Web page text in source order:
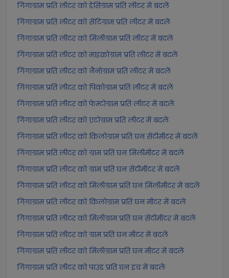
गिगाग्राम प्रति लीटर को डेसिग्राम प्रति लीटर में बदलें
गिगाग्राम प्रति लीटर को सेंटिग्राम प्रति लीटर में बदलें
गिगाग्राम प्रति लीटर को मिलीग्राम प्रति लीटर में बदलें
गिगाग्राम प्रति लीटर को माइक्रोग्राम प्रति लीटर में बदलें
गिगाग्राम प्रति लीटर को नैनोग्राम प्रति लीटर में बदलें
गिगाग्राम प्रति लीटर को पिकोग्राम प्रति लीटर में बदलें
गिगाग्राम प्रति लीटर को फेम्टोग्राम प्रति लीटर में बदलें
गिगाग्राम प्रति लीटर को एटोग्राम प्रति लीटर में बदलें
गिगाग्राम प्रति लीटर को किलोग्राम प्रति घन सेंटीमीटर में बदलें
गिगाग्राम प्रति लीटर को ग्राम प्रति घन मिलीमीटर में बदलें
गिगाग्राम प्रति लीटर को ग्राम प्रति घन सेंटीमीटर में बदलें
गिगाग्राम प्रति लीटर को मिलीग्राम प्रति घन मिलीमीटर में बदलें
गिगाग्राम प्रति लीटर को किलोग्राम प्रति घन मीटर में बदलें
गिगाग्राम प्रति लीटर को मिलीग्राम प्रति घन सेंटीमीटर में बदलें
गिगाग्राम प्रति लीटर को ग्राम प्रति घन मीटर में बदलें
गिगाग्राम प्रति लीटर को मिलीग्राम प्रति घन मीटर में बदलें
गिगाग्राम प्रति लीटर को पाउंड प्रति घन इंच में बदलें